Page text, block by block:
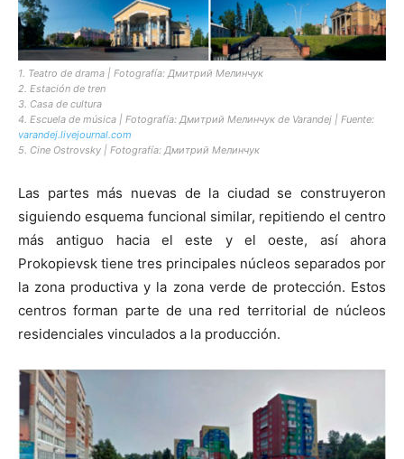
1. Teatro de drama | Fotografía: Дмитрий Мелинчук
2. Estación de tren
3. Casa de cultura
4. Escuela de música | Fotografía: Дмитрий Мелинчук de Varandej | Fuente:
varandej.livejournal.com
5. Cine Ostrovsky | Fotografía: Дмитрий Мелинчук
Las partes más nuevas de la ciudad se construyeron
siguiendo esquema funcional similar, repitiendo el centro
más antiguo hacia el este y el oeste, así ahora
Prokopievsk tiene tres principales núcleos separados por
la zona productiva y la zona verde de protección. Estos
centros forman parte de una red territorial de núcleos
residenciales vinculados a la producción.